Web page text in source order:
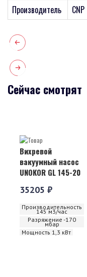
Производитель
CNP
Сейчас смотрят
Вихревой
вакуумный насос
UNOKOR GL 145-20
35205 ₽
Производительность
145 м3/час
Разряжение -170
мбар
Мощность 1,3 кВт